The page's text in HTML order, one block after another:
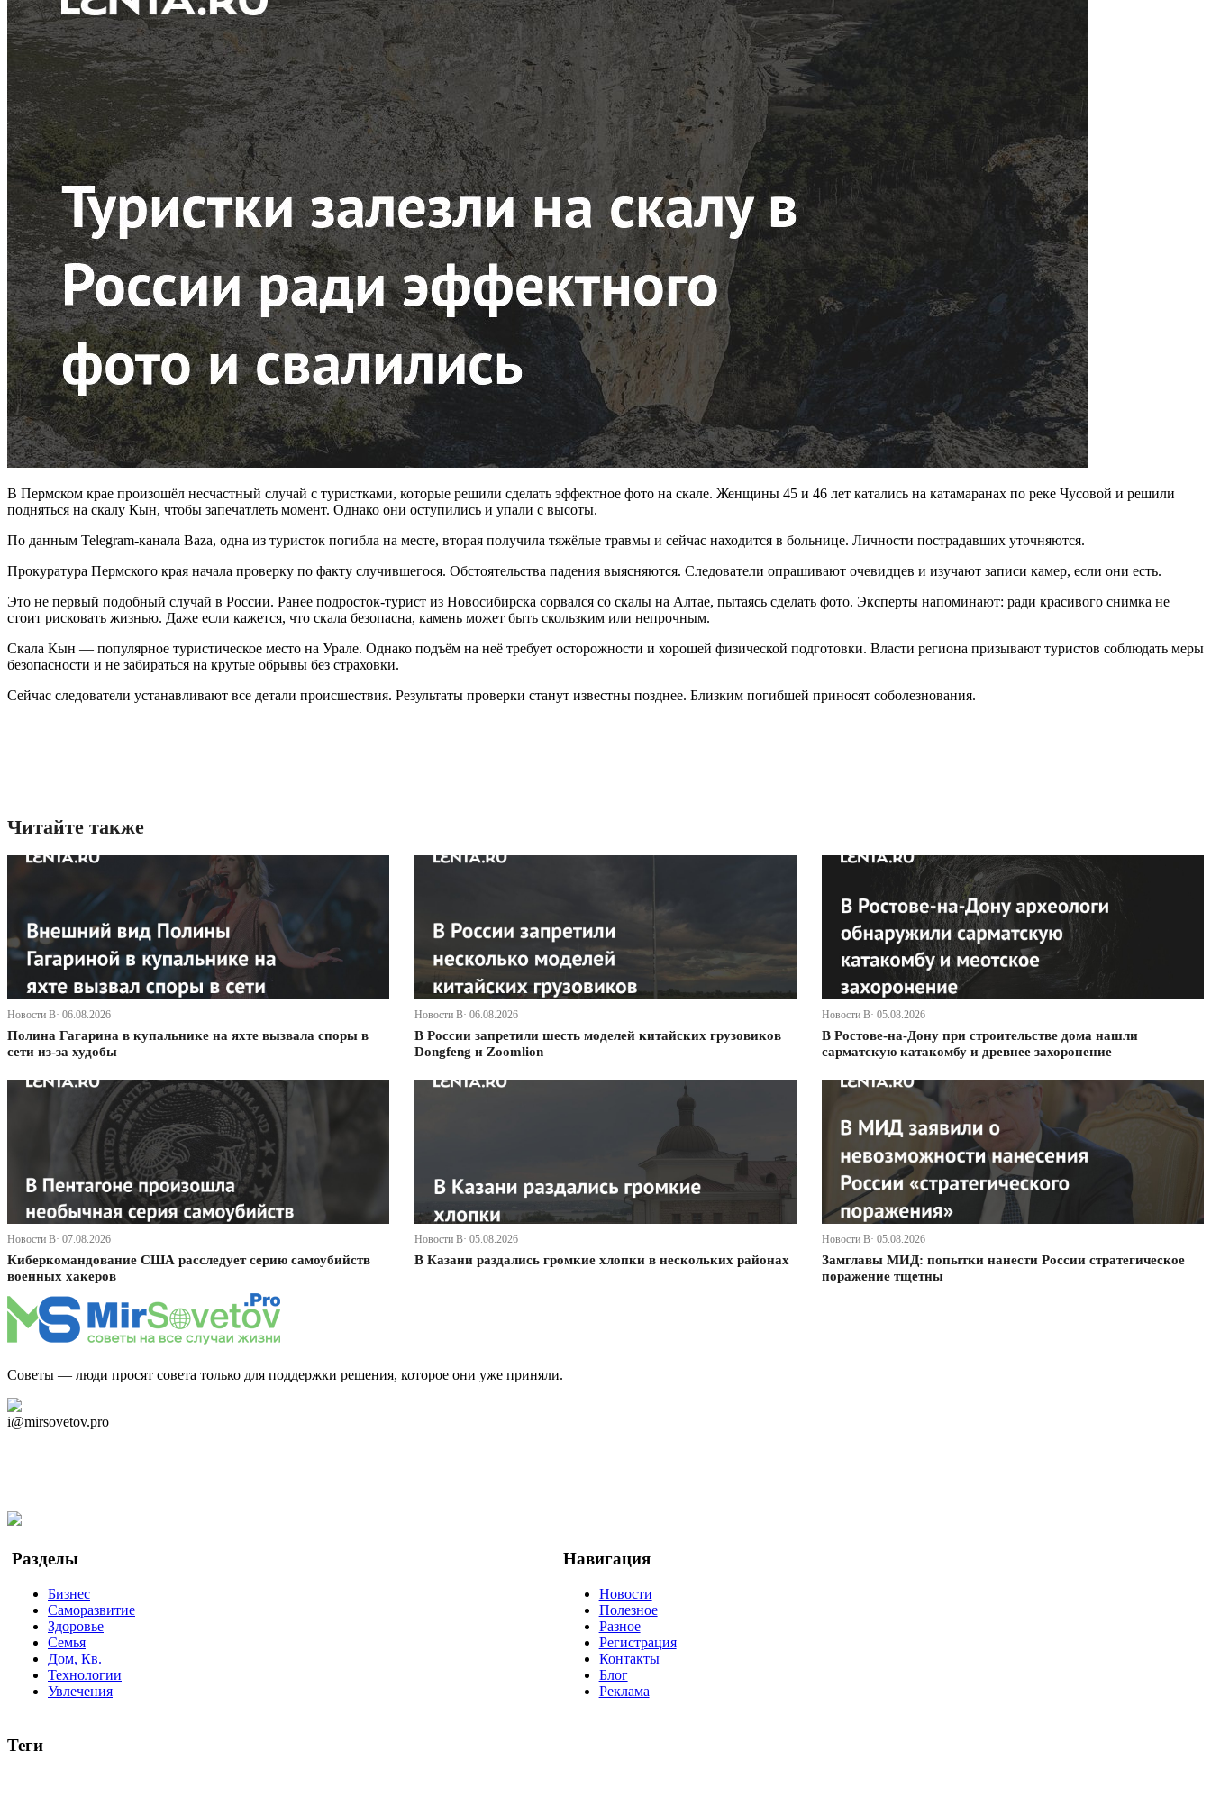
В Пермском крае произошёл несчастный случай с туристками, которые решили сделать эффектное фото на скале. Женщины 45 и 46 лет катались на катамаранах по реке Чусовой и решили
подняться на скалу Кын, чтобы запечатлеть момент. Однако они оступились и упали с высоты.
По данным Telegram-канала Baza, одна из туристок погибла на месте, вторая получила тяжёлые травмы и сейчас находится в больнице. Личности пострадавших уточняются.
Прокуратура Пермского края начала проверку по факту случившегося. Обстоятельства падения выясняются. Следователи опрашивают очевидцев и изучают записи камер, если они есть.
Это не первый подобный случай в России. Ранее подросток-турист из Новосибирска сорвался со скалы на Алтае, пытаясь сделать фото. Эксперты напоминают: ради красивого снимка не
стоит рисковать жизнью. Даже если кажется, что скала безопасна, камень может быть скользким или непрочным.
Скала Кын — популярное туристическое место на Урале. Однако подъём на неё требует осторожности и хорошей физической подготовки. Власти региона призывают туристов соблюдать меры
безопасности и не забираться на крутые обрывы без страховки.
Сейчас следователи устанавливают все детали происшествия. Результаты проверки станут известны позднее. Близким погибшей приносят соболезнования.
Читайте также
Новости В· 06.08.2026
Полина Гагарина в купальнике на яхте вызвала споры в
сети из-за худобы
Новости В· 06.08.2026
В России запретили шесть моделей китайских грузовиков
Dongfeng и Zoomlion
Новости В· 05.08.2026
В Ростове-на-Дону при строительстве дома нашли
сарматскую катакомбу и древнее захоронение
Новости В· 07.08.2026
Киберкомандование США расследует серию самоубийств
военных хакеров
Новости В· 05.08.2026
В Казани раздались громкие хлопки в нескольких районах
Новости В· 05.08.2026
Замглавы МИД: попытки нанести России стратегическое
поражение тщетны
Советы — люди просят совета только для поддержки решения, которое они уже приняли.
i@mirsovetov.pro
Разделы
Бизнес
Саморазвитие
Здоровье
Семья
Дом, Кв.
Технологии
Увлечения
Навигация
Новости
Полезное
Разное
Регистрация
Контакты
Блог
Реклама
Теги